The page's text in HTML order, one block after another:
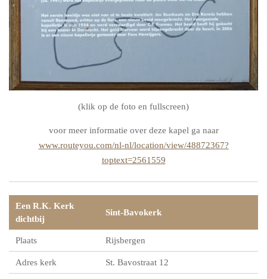
(klik op de foto en fullscreen)
voor meer informatie over deze kapel ga naar
www.routeyou.com/nl-nl/location/view/48872367?
toptext=2561559
Een R.K. Kerk
dichtbij
Sint-Bavokerk
Plaats Rijsbergen
Adres kerk St. Bavostraat 12